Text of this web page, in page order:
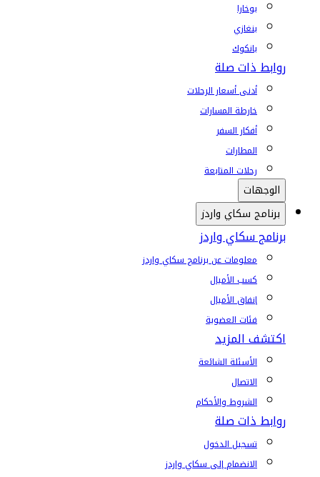
بوخارا
بنغازي
بانكوك
روابط ذات صلة
أدنى أسعار الرحلات
خارطة المسارات
أفكار السفر
المطارات
رحلات المتابعة
الوجهات
برنامج سكاي واردز
برنامج سكاي واردز
معلومات عن برنامج سكاي واردز
كسب الأميال
إنفاق الأميال
فئات العضوية
اكتشف المزيد
الأسئلة الشائعة
الاتصال
الشروط والأحكام
روابط ذات صلة
تسجيل الدخول
الانضمام إلى سكاي واردز